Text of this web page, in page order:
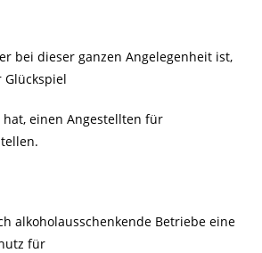
bei dieser ganzen Angelegenheit ist,
einen Angestellten für
alkoholausschenkende Betriebe eine
für